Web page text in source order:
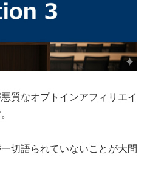
質なオプトインアフィリエイ
切語られていないことが大問